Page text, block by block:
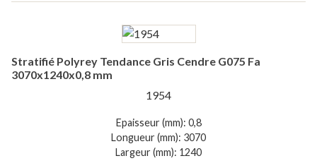
Stratifié Polyrey Tendance Gris Cendre G075 Fa
3070x1240x0,8 mm
1954
Epaisseur (mm): 0,8
Longueur (mm): 3070
Largeur (mm): 1240